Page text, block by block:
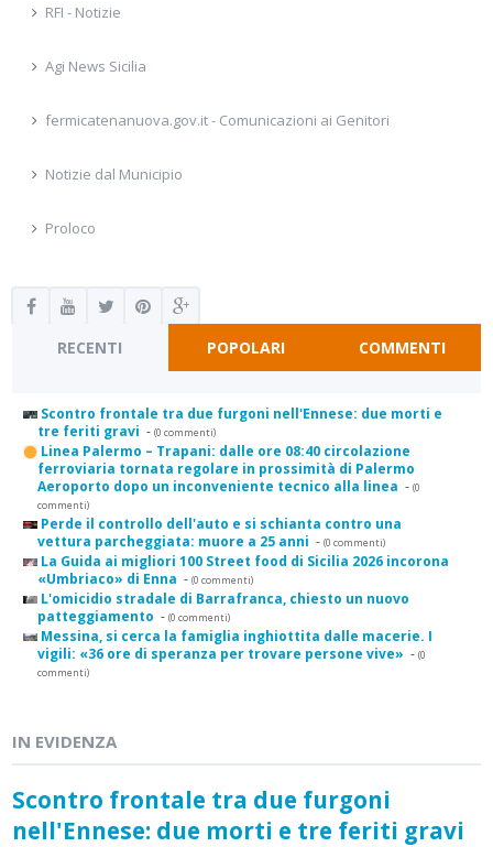
RFI - Notizie
Agi News Sicilia
fermicatenanuova.gov.it - Comunicazioni ai Genitori
Notizie dal Municipio
Proloco
RECENTI POPOLARI COMMENTI
Scontro frontale tra due furgoni nell'Ennese: due morti e
tre feriti gravi - (0 commenti)
Linea Palermo – Trapani: dalle ore 08:40 circolazione
ferroviaria tornata regolare in prossimità di Palermo
Aeroporto dopo un inconveniente tecnico alla linea - (0
commenti)
Perde il controllo dell'auto e si schianta contro una
vettura parcheggiata: muore a 25 anni - (0 commenti)
La Guida ai migliori 100 Street food di Sicilia 2026 incorona
«Umbriaco» di Enna - (0 commenti)
L'omicidio stradale di Barrafranca, chiesto un nuovo
patteggiamento - (0 commenti)
Messina, si cerca la famiglia inghiottita dalle macerie. I
vigili: «36 ore di speranza per trovare persone vive» - (0
commenti)
IN EVIDENZA
Scontro frontale tra due furgoni
nell'Ennese: due morti e tre feriti gravi